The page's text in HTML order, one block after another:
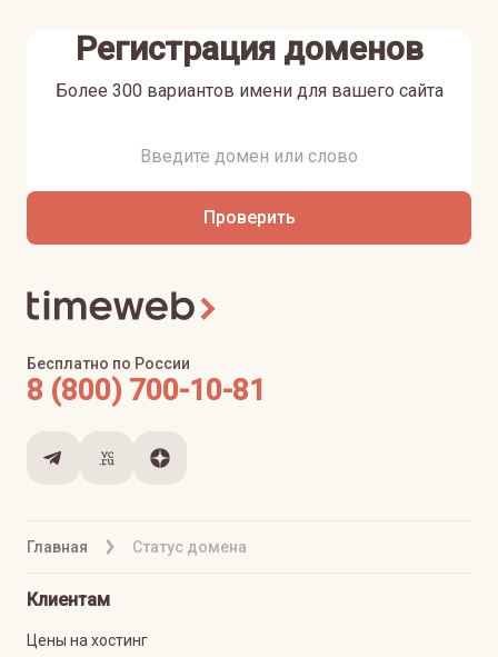
Регистрация доменов
Более 300 вариантов имени для вашего сайта
Проверить
Главная Статус домена
Бесплатно по России
8 (800) 700-10-81
Клиентам
Цены на хостинг